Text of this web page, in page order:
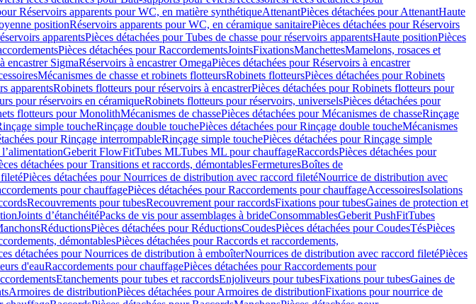
Réservoirs apparents pour WC, en matière synthétiqueAttenantPièces détachées pour AttenantHaute
positionRéservoirs apparents pour WC, en céramique sanitairePièces détachées pour Réservoirs
apparentsPièces détachées pour Tubes de chasse pour réservoirs apparentsHaute positionPièces
Pièces détachées pour RaccordementsJointsFixationsManchettesMamelons, rosaces et
encastrer SigmaRéservoirs à encastrer OmegaPièces détachées pour Réservoirs à encastrer
Mécanismes de chasse et robinets flotteursRobinets flotteursPièces détachées pour Robinets
apparentsRobinets flotteurs pour réservoirs à encastrerPièces détachées pour Robinets flotteurs pour
pour réservoirs en céramiqueRobinets flotteurs pour réservoirs, universelsPièces détachées pour
flotteurs pour MonolithMécanismes de chassePièces détachées pour Mécanismes de chasseRinçage
simple toucheRinçage double touchePièces détachées pour Rinçage double toucheMécanismes
pour Rinçage interrompableRinçage simple touchePièces détachées pour Rinçage simple
Geberit FlowFitTubes MLTubes ML pour chauffageRaccordsPièces détachées pour
détachées pour Transitions et raccords, démontablesFermeturesBoîtes de
Pièces détachées pour Nourrices de distribution avec raccord filetéNourrice de distribution avec
pour chauffagePièces détachées pour Raccordements pour chauffageAccessoiresIsolations
Recouvrements pour tubesRecouvrement pour raccordsFixations pour tubesGaines de protection et
Joints d’étanchéitéPacks de vis pour assemblages à brideConsommablesGeberit PushFitTubes
RéductionsPièces détachées pour RéductionsCoudesPièces détachées pour CoudesTésPièces
démontablesPièces détachées pour Raccords et raccordements,
détachées pour Nourrices de distribution à emboîterNourrices de distribution avec raccord filetéPièces
d'eauRaccordements pour chauffagePièces détachées pour Raccordements pour
Etanchements pour tubes et raccordsEnjoliveurs pour tubesFixations pour tubesGaines de
Armoires de distributionPièces détachées pour Armoires de distributionFixations pour nourrice de